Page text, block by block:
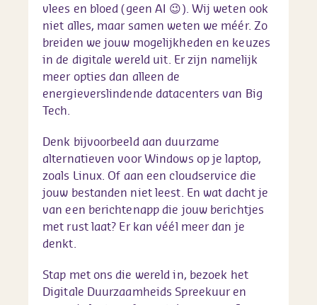
vlees en bloed (geen AI 😉). Wij weten ook
niet alles, maar samen weten we méér. Zo
breiden we jouw mogelijkheden en keuzes
in de digitale wereld uit. Er zijn namelijk
meer opties dan alleen de
energieverslindende datacenters van Big
Tech.
Denk bijvoorbeeld aan duurzame
alternatieven voor Windows op je laptop,
zoals Linux. Of aan een cloudservice die
jouw bestanden niet leest. En wat dacht je
van een berichtenapp die jouw berichtjes
met rust laat? Er kan véél meer dan je
denkt.
Stap met ons die wereld in, bezoek het
Digitale Duurzaamheids Spreekuur en